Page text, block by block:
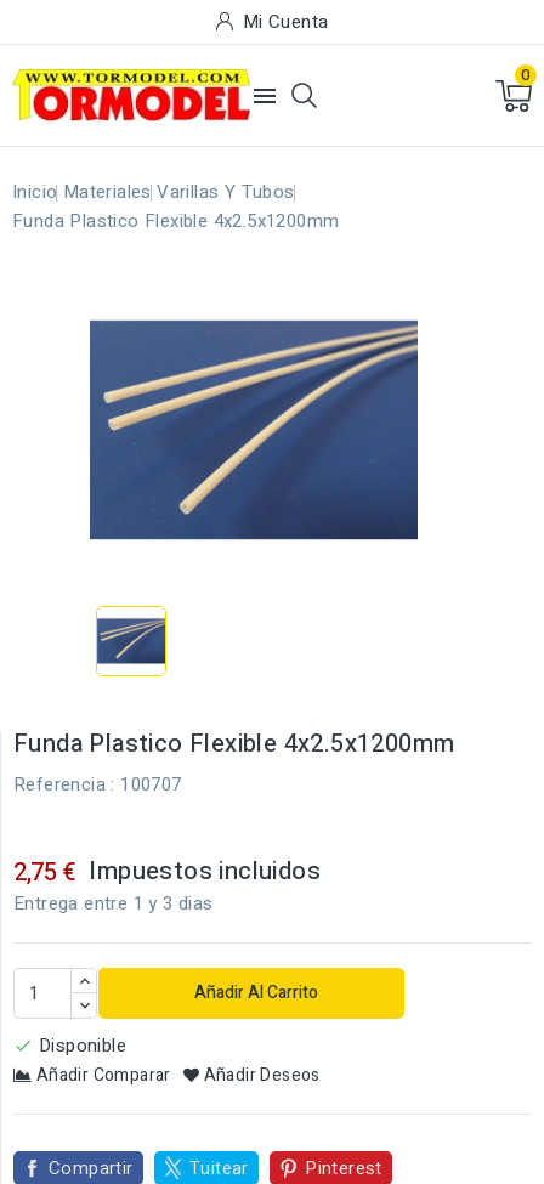
Mi Cuenta

0
Inicio Materiales Varillas Y Tubos
Funda Plastico Flexible 4x2.5x1200mm
Funda Plastico Flexible 4x2.5x1200mm
Referencia : 100707
2,75 € Impuestos incluidos
Entrega entre 1 y 3 dias
Añadir Al Carrito
 Disponible
Añadir Comparar Añadir Deseos
Compartir Tuitear Pinterest